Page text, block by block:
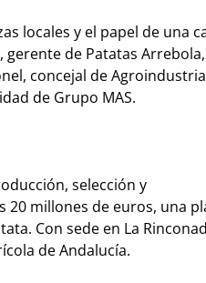
locales y el papel de una
de Patatas
concejal de
de Grupo MAS.
selección y
20 millones de euros, una
Con sede en La
de Andalucía.